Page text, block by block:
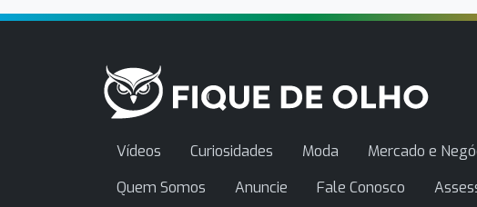
Vídeos Curiosidades Moda Mercado e
Quem Somos
Anuncie Fale Conosco